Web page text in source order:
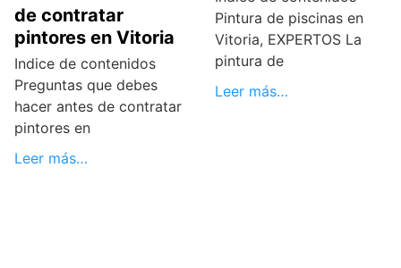
de contratar
pintores en Vitoria
Indice de contenidos
Preguntas que debes
hacer antes de contratar
pintores en
Leer más…
Pintura de piscinas en
Vitoria, EXPERTOS La
pintura de
Leer más…